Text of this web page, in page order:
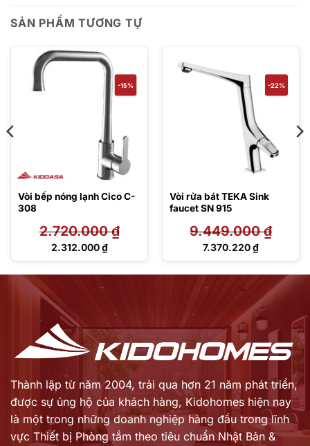
SẢN PHẨM TƯƠNG TỰ
-15%
Vòi bếp nóng lạnh Cico C-
308
2.720.000₫
Giá
2.312.000₫
Giá
-22%
Vòi rửa bát TEKA Sink
faucet SN 915
9.449.000₫
Giá
9.449.000 ₫.
7.370.220₫
Giá
7.370.220 ₫.
Thành lập từ năm 2004, trải qua hơn 21 năm phát triển,
được sự ủng hộ của khách hàng, Kidohomes hiện nay
là một trong những doanh nghiệp hàng đầu trong lĩnh
vực Thiết bị Phòng tắm theo tiêu chuẩn Nhật Bản &